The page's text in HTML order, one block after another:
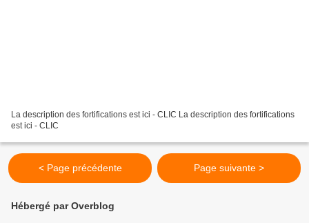
La description des fortifications est ici - CLIC La description des fortifications
est ici - CLIC
< Page précédente Page suivante >
Hébergé par Overblog